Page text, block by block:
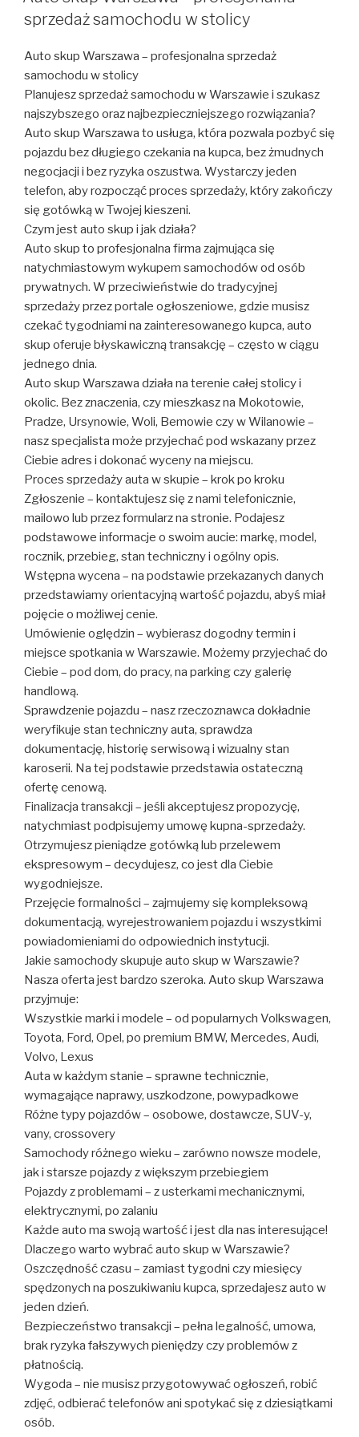
sprzedaż samochodu w stolicy
Auto skup Warszawa – profesjonalna sprzedaż
samochodu w stolicy
Planujesz sprzedaż samochodu w Warszawie i szukasz
najszybszego oraz najbezpieczniejszego rozwiązania?
Auto skup Warszawa to usługa, która pozwala pozbyć się
pojazdu bez długiego czekania na kupca, bez żmudnych
negocjacji i bez ryzyka oszustwa. Wystarczy jeden
telefon, aby rozpocząć proces sprzedaży, który zakończy
się gotówką w Twojej kieszeni.
Czym jest auto skup i jak działa?
Auto skup to profesjonalna firma zajmująca się
natychmiastowym wykupem samochodów od osób
prywatnych. W przeciwieństwie do tradycyjnej
sprzedaży przez portale ogłoszeniowe, gdzie musisz
czekać tygodniami na zainteresowanego kupca, auto
skup oferuje błyskawiczną transakcję – często w ciągu
jednego dnia.
Auto skup Warszawa działa na terenie całej stolicy i
okolic. Bez znaczenia, czy mieszkasz na Mokotowie,
Pradze, Ursynowie, Woli, Bemowie czy w Wilanowie –
nasz specjalista może przyjechać pod wskazany przez
Ciebie adres i dokonać wyceny na miejscu.
Proces sprzedaży auta w skupie – krok po kroku
Zgłoszenie – kontaktujesz się z nami telefonicznie,
mailowo lub przez formularz na stronie. Podajesz
podstawowe informacje o swoim aucie: markę, model,
rocznik, przebieg, stan techniczny i ogólny opis.
Wstępna wycena – na podstawie przekazanych danych
przedstawiamy orientacyjną wartość pojazdu, abyś miał
pojęcie o możliwej cenie.
Umówienie oględzin – wybierasz dogodny termin i
miejsce spotkania w Warszawie. Możemy przyjechać do
Ciebie – pod dom, do pracy, na parking czy galerię
handlową.
Sprawdzenie pojazdu – nasz rzeczoznawca dokładnie
weryfikuje stan techniczny auta, sprawdza
dokumentację, historię serwisową i wizualny stan
karoserii. Na tej podstawie przedstawia ostateczną
ofertę cenową.
Finalizacja transakcji – jeśli akceptujesz propozycję,
natychmiast podpisujemy umowę kupna-sprzedaży.
Otrzymujesz pieniądze gotówką lub przelewem
ekspresowym – decydujesz, co jest dla Ciebie
wygodniejsze.
Przejęcie formalności – zajmujemy się kompleksową
dokumentacją, wyrejestrowaniem pojazdu i wszystkimi
powiadomieniami do odpowiednich instytucji.
Jakie samochody skupuje auto skup w Warszawie?
Nasza oferta jest bardzo szeroka. Auto skup Warszawa
przyjmuje:
Wszystkie marki i modele – od popularnych Volkswagen,
Toyota, Ford, Opel, po premium BMW, Mercedes, Audi,
Volvo, Lexus
Auta w każdym stanie – sprawne technicznie,
wymagające naprawy, uszkodzone, powypadkowe
Różne typy pojazdów – osobowe, dostawcze, SUV-y,
vany, crossovery
Samochody różnego wieku – zarówno nowsze modele,
jak i starsze pojazdy z większym przebiegiem
Pojazdy z problemami – z usterkami mechanicznymi,
elektrycznymi, po zalaniu
Każde auto ma swoją wartość i jest dla nas interesujące!
Dlaczego warto wybrać auto skup w Warszawie?
Oszczędność czasu – zamiast tygodni czy miesięcy
spędzonych na poszukiwaniu kupca, sprzedajesz auto w
jeden dzień.
Bezpieczeństwo transakcji – pełna legalność, umowa,
brak ryzyka fałszywych pieniędzy czy problemów z
płatnością.
Wygoda – nie musisz przygotowywać ogłoszeń, robić
zdjęć, odbierać telefonów ani spotykać się z dziesiątkami
osób.